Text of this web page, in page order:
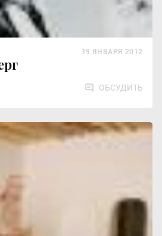
19 ЯНВАРЯ 2012
ОБСУДИТЬ